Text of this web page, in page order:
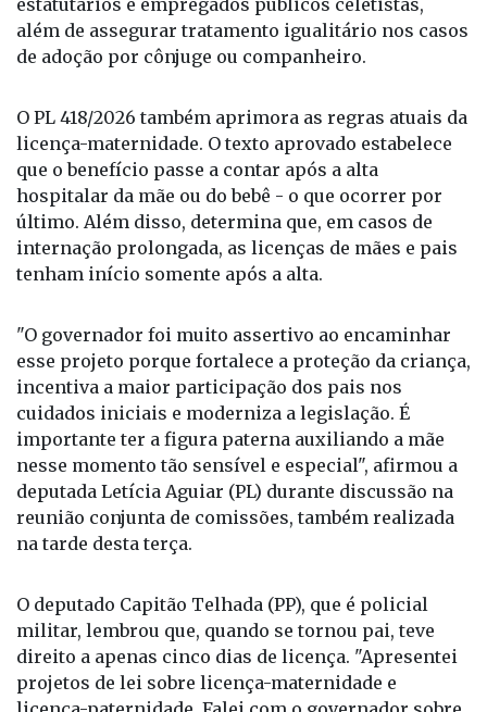
para 20 dias a licença-paternidade dos servidores
públicos estaduais. A medida contempla servidores
estatutários e empregados públicos celetistas,
de adoção por cônjuge ou companheiro.
O PL 418/2026 também aprimora as regras atuais da
licença-maternidade. O texto aprovado estabelece
que o benefício passe a contar após a alta
hospitalar da mãe ou do bebê - o que ocorrer por
último. Além disso, determina que, em casos de
tenham início somente após a alta.
"O governador foi muito assertivo ao encaminhar
esse projeto porque fortalece a proteção da criança,
incentiva a maior participação dos pais nos
cuidados iniciais e moderniza a legislação. É
importante ter a figura paterna auxiliando a mãe
nesse momento tão sensível e especial", afirmou a
deputada Letícia Aguiar (PL) durante discussão na
na tarde desta terça.
O deputado Capitão Telhada (PP), que é policial
militar, lembrou que, quando se tornou pai, teve